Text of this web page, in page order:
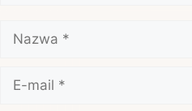
Nazwa
mail